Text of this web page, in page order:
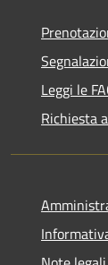
Leggi le
Richiesta